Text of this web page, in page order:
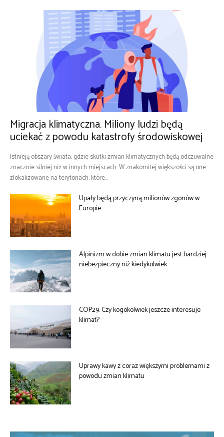
Migracja klimatyczna. Miliony ludzi będą
uciekać z powodu katastrofy środowiskowej
Istnieją obszary świata, gdzie skutki zmian klimatycznych będą odczuwalne
znacznie silniej niż w innych miejscach. W znakomitej większości są one
zlokalizowane na terytoriach, które...
Upały będą przyczyną milionów zgonów w
Europie
Alpinizm w dobie zmian klimatu jest bardziej
niebezpieczny niż kiedykolwiek
COP29. Czy kogokolwiek jeszcze interesuje
klimat?
Uprawy kawy z coraz większymi problemami z
powodu zmian klimatu